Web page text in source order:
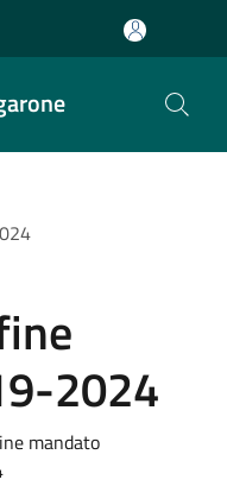
2024
mandato